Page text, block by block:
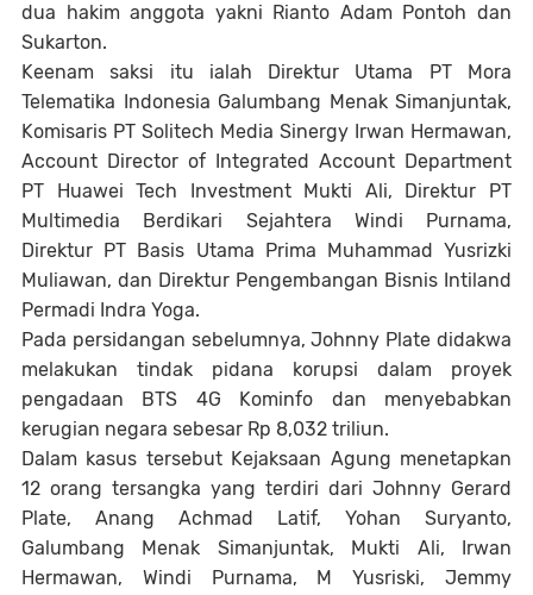
dua hakim anggota yakni Rianto Adam Pontoh dan
Sukarton.
Keenam saksi itu ialah Direktur Utama PT Mora
Telematika Indonesia Galumbang Menak Simanjuntak,
Komisaris PT Solitech Media Sinergy Irwan Hermawan,
Account Director of Integrated Account Department
PT Huawei Tech Investment Mukti Ali, Direktur PT
Multimedia Berdikari Sejahtera Windi Purnama,
Direktur PT Basis Utama Prima Muhammad Yusrizki
Muliawan, dan Direktur Pengembangan Bisnis Intiland
Permadi Indra Yoga.
Pada persidangan sebelumnya, Johnny Plate didakwa
melakukan tindak pidana korupsi dalam proyek
pengadaan BTS 4G Kominfo dan menyebabkan
kerugian negara sebesar Rp 8,032 triliun.
Dalam kasus tersebut Kejaksaan Agung menetapkan
12 orang tersangka yang terdiri dari Johnny Gerard
Plate, Anang Achmad Latif, Yohan Suryanto,
Galumbang Menak Simanjuntak, Mukti Ali, Irwan
Hermawan, Windi Purnama, M Yusriski, Jemmy